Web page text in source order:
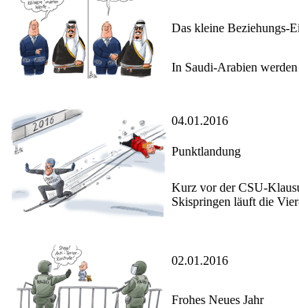
Das kleine Beziehungs-
In Saudi-Arabien
04.01.2016
Punktlandung
Kurz vor der CSU-
Skispringen läuft die
02.01.2016
Frohes Neues Jahr